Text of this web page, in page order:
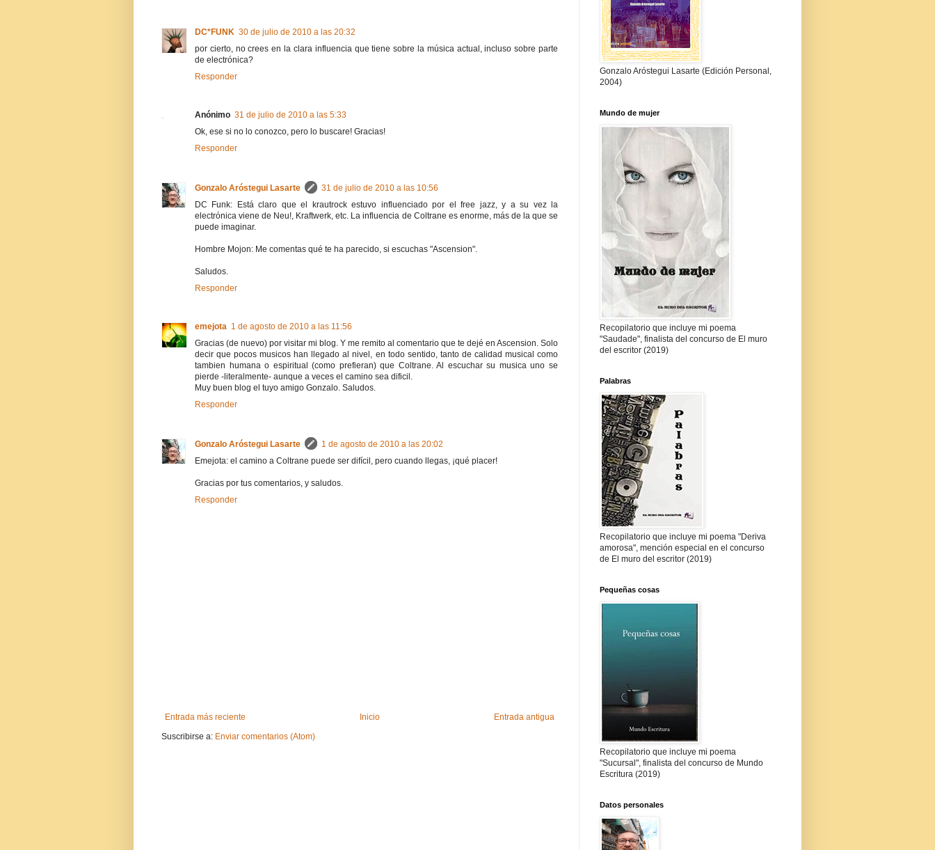
DC*FUNK 30 de julio de 2010 a las 20:32
por cierto, no crees en la clara influencia que tiene sobre la música actual, incluso sobre parte
de electrónica?
Responder
Anónimo 31 de julio de 2010 a las 5:33
Ok, ese si no lo conozco, pero lo buscare! Gracias!
Responder
Gonzalo Aróstegui Lasarte
31 de julio de 2010 a las 10:56
DC Funk: Está claro que el krautrock estuvo influenciado por el free jazz, y a su vez la
electrónica viene de Neu!, Kraftwerk, etc. La influencia de Coltrane es enorme, más de la que se
puede imaginar.
Hombre Mojon: Me comentas qué te ha parecido, si escuchas "Ascension".
Saludos.
Responder
emejota 1 de agosto de 2010 a las 11:56
Gracias (de nuevo) por visitar mi blog. Y me remito al comentario que te dejé en Ascension. Solo
decir que pocos musicos han llegado al nivel, en todo sentido, tanto de calidad musical como
tambien humana o espiritual (como prefieran) que Coltrane. Al escuchar su musica uno se
pierde -literalmente- aunque a veces el camino sea dificil.
Muy buen blog el tuyo amigo Gonzalo. Saludos.
Responder
Gonzalo Aróstegui Lasarte
1 de agosto de 2010 a las 20:02
Emejota: el camino a Coltrane puede ser difícil, pero cuando llegas, ¡qué placer!
Gracias por tus comentarios, y saludos.
Responder
Entrada más reciente Entrada antigua
Inicio
Suscribirse a: Enviar comentarios (Atom)
Gonzalo Aróstegui Lasarte (Edición Personal,
2004)
Mundo de mujer
Recopilatorio que incluye mi poema
"Saudade", finalista del concurso de El muro
del escritor (2019)
Palabras
Recopilatorio que incluye mi poema "Deriva
amorosa", mención especial en el concurso
de El muro del escritor (2019)
Pequeñas cosas
Recopilatorio que incluye mi poema
"Sucursal", finalista del concurso de Mundo
Escritura (2019)
Datos personales